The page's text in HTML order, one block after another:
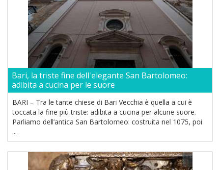
Bari, la triste fine dell'elegante San Bartolomeo:
adibita a cucina per le suore
BARI – Tra le tante chiese di Bari Vecchia è quella a cui è
toccata la fine più triste: adibita a cucina per alcune suore.
Parliamo dell’antica San Bartolomeo: costruita nel 1075, poi
...